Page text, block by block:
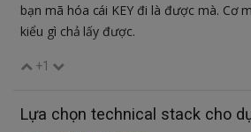
bạn mã hóa cái KEY đi là được mà. Cơ
kiểu gì chả lấy được.
+1
Lựa chọn technical stack cho